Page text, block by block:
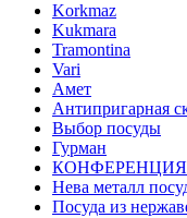
Korkmaz
Kukmara
Tramontina
Vari
Амет
Антипригарная
Выбор посуды
Гурман
КОНФЕРЕНЦИЯ
Нева металл
Посуда из